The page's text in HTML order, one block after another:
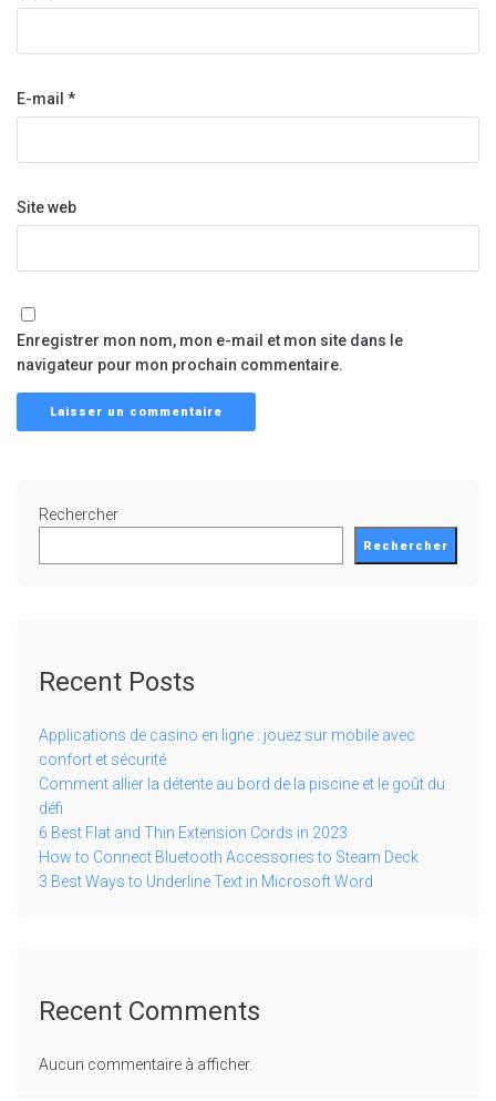
E-mail *
Site web
Enregistrer mon nom, mon e-mail et mon site dans le
navigateur pour mon prochain commentaire.
Rechercher
Rechercher
Recent Posts
Applications de casino en ligne : jouez sur mobile avec
confort et sécurité
Comment allier la détente au bord de la piscine et le goût du
défi
6 Best Flat and Thin Extension Cords in 2023
How to Connect Bluetooth Accessories to Steam Deck
3 Best Ways to Underline Text in Microsoft Word
Recent Comments
Aucun commentaire à afficher.